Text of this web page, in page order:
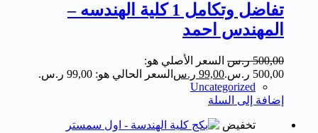
تفاضل وتكامل 1 كلية الهندسه –
المهندس احمد
500,00 ر.س السعر الأصلي هو:
500,00 ر.س.
99,00 ر.س السعر الحالي هو: 99,00 ر.س.
Uncategorized
إضافة إلى السلة
تخفيض